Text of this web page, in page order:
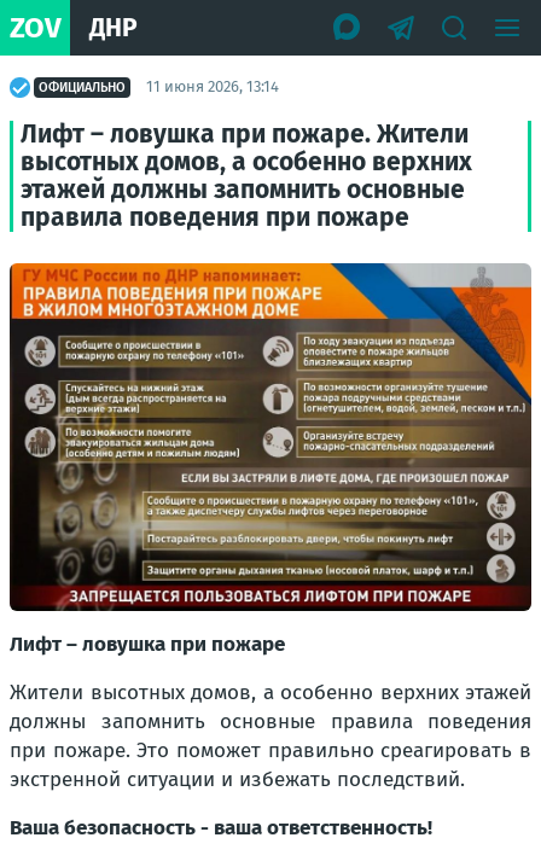
ZOV ДНР
ОФИЦИАЛЬНО 11 июня 2026, 13:14
Лифт – ловушка при пожаре. Жители
высотных домов, а особенно верхних
этажей должны запомнить основные
правила поведения при пожаре
Лифт – ловушка при пожаре
Жители высотных домов, а особенно верхних этажей
должны запомнить основные правила поведения
при пожаре. Это поможет правильно среагировать в
экстренной ситуации и избежать последствий.
Ваша безопасность - ваша ответственность!